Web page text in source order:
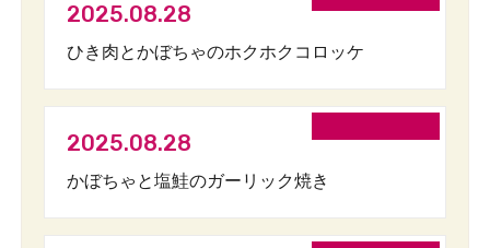
2025.08.28
ひき肉とかぼちゃのホクホクコロッケ
2025.08.28
かぼちゃと塩鮭のガーリック焼き